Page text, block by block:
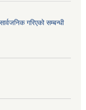
गरिएको सम्बन्धी